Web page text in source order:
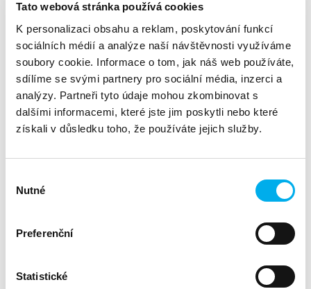
Tato webová stránka používá cookies
K personalizaci obsahu a reklam, poskytování funkcí
sociálních médií a analýze naší návštěvnosti využíváme
soubory cookie. Informace o tom, jak náš web používáte,
sdílíme se svými partnery pro sociální média, inzerci a
analýzy. Partneři tyto údaje mohou zkombinovat s
dalšími informacemi, které jste jim poskytli nebo které
získali v důsledku toho, že používáte jejich služby.
souhlasu
Nutné
Preferenční
Statistické
4 dny / 67 000 CZK
16/03/2026
Proběhlo:FortiGate Administrator CERTIFIED TRAINING
3/2026
4 dny / 67 000 CZK
19/01/2026
1/2026
4 dny / 67 000 CZK
Proběhlo:FortiGate Administrator CERTIFIED TRAINING
11/2025